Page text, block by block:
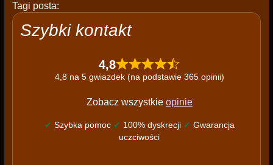
Tagi posta:
Szybki kontakt
4,8
4,8 na 5 gwiazdek (na podstawie 365 opinii)
Zobacz wszystkie opinie
✔ Szybka pomoc ✔ 100% dyskrecji ✔ Gwarancja
uczciwości